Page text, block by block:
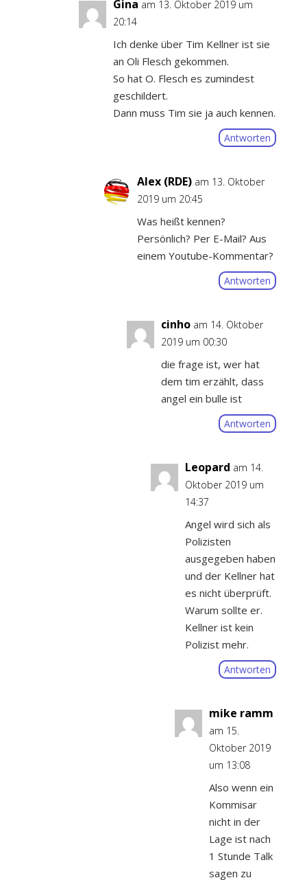
Gina am 13. Oktober 2019 um
20:14
Ich denke über Tim Kellner ist sie
an Oli Flesch gekommen.
So hat O. Flesch es zumindest
geschildert.
Dann muss Tim sie ja auch kennen.
Antworten
Alex (RDE) am 13. Oktober
2019 um 20:45
Was heißt kennen?
Persönlich? Per E-Mail? Aus
einem Youtube-Kommentar?
Antworten
cinho am 14. Oktober
2019 um 00:30
die frage ist, wer hat
dem tim erzählt, dass
angel ein bulle ist
Antworten
Leopard am 14.
Oktober 2019 um
14:37
Angel wird sich als
Polizisten
ausgegeben haben
und der Kellner hat
es nicht überprüft.
Warum sollte er.
Kellner ist kein
Polizist mehr.
Antworten
mike ramm
am 15.
Oktober 2019
um 13:08
Also wenn ein
Kommisar
nicht in der
Lage ist nach
1 Stunde Talk
sagen zu